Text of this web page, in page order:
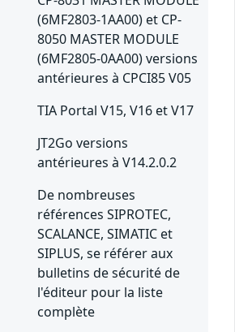
(6MF2803-1AA00) et CP-
8050 MASTER MODULE
(6MF2805-0AA00) versions
antérieures à CPCI85 V05
TIA Portal V15, V16 et V17
JT2Go versions
antérieures à V14.2.0.2
De nombreuses
références SIPROTEC,
SCALANCE, SIMATIC et
SIPLUS, se référer aux
bulletins de sécurité de
l'éditeur pour la liste
complète